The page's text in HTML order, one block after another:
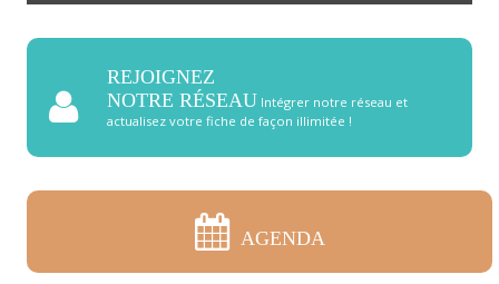
REJOIGNEZ
NOTRE RÉSEAU Intégrer notre réseau et
actualisez votre fiche de façon illimitée !
AGENDA